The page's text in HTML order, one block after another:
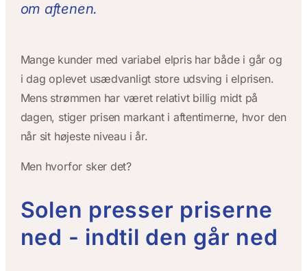
om aftenen.
Mange kunder med variabel elpris har både i går og
i dag oplevet usædvanligt store udsving i elprisen.
Mens strømmen har været relativt billig midt på
dagen, stiger prisen markant i aftentimerne, hvor den
når sit højeste niveau i år.
Men hvorfor sker det?
Solen presser priserne
ned - indtil den går ned